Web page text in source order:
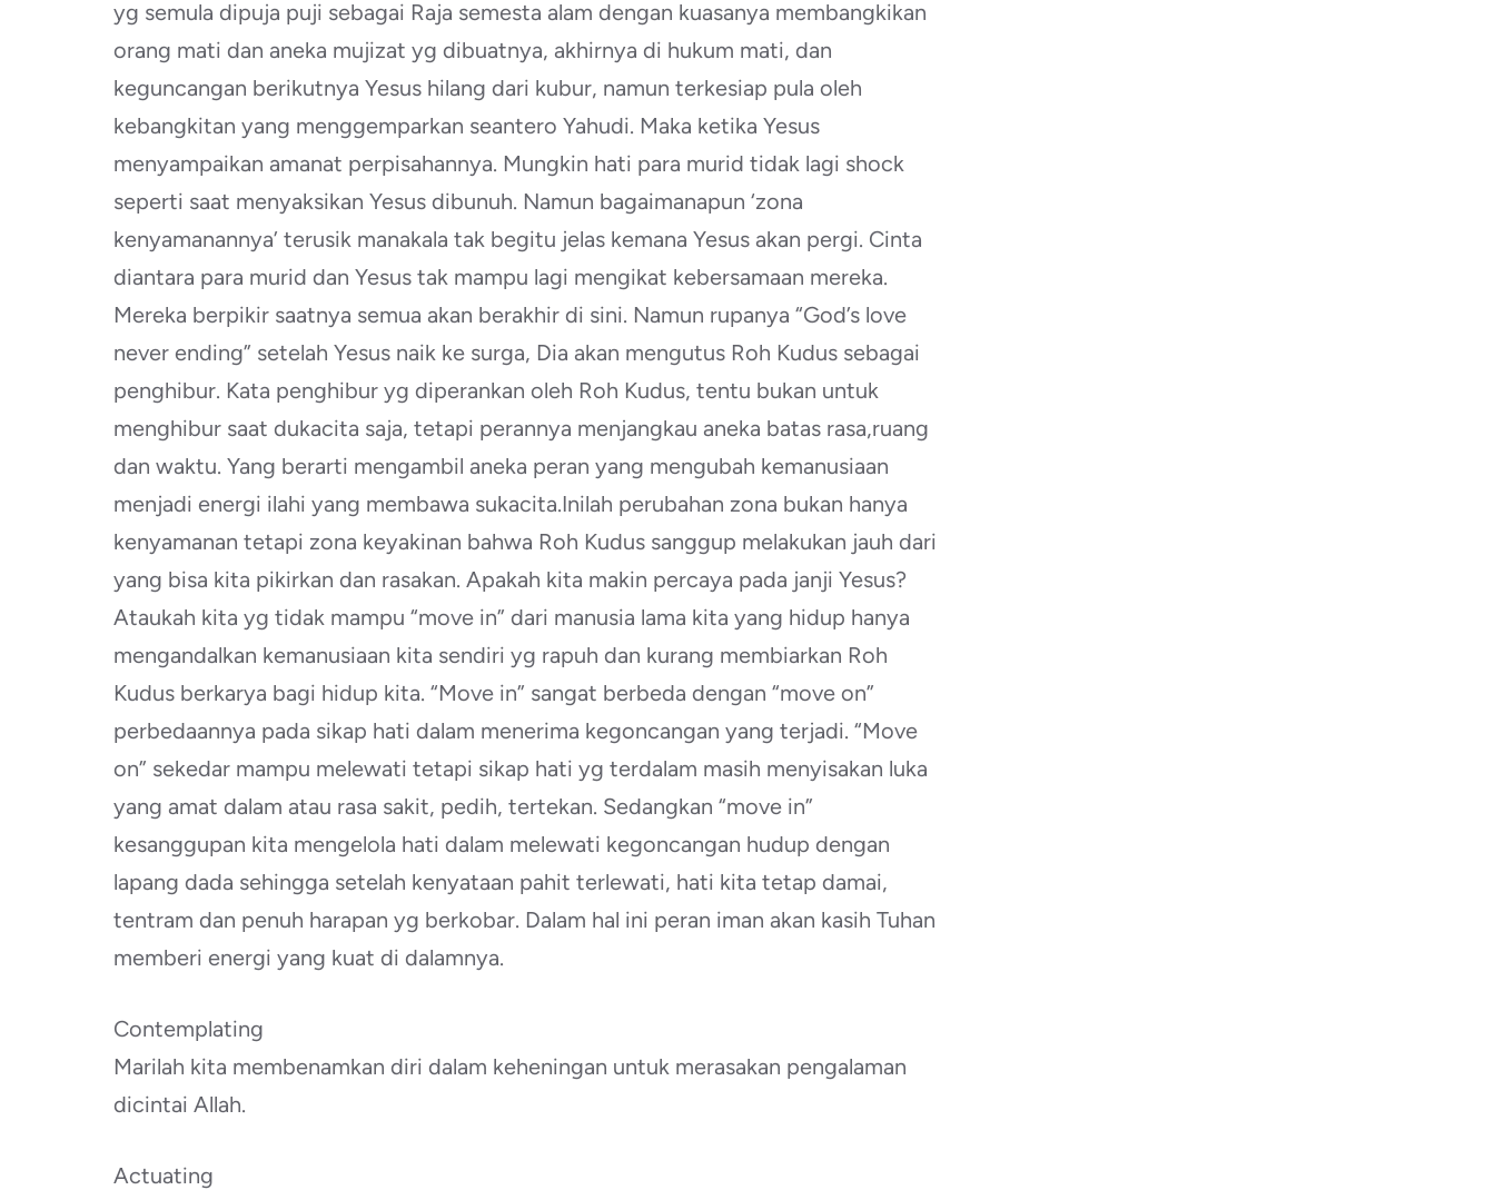
yg semula dipuja puji sebagai Raja semesta alam dengan kuasanya membangkikan
orang mati dan aneka mujizat yg dibuatnya, akhirnya di hukum mati, dan
keguncangan berikutnya Yesus hilang dari kubur, namun terkesiap pula oleh
kebangkitan yang menggemparkan seantero Yahudi. Maka ketika Yesus
menyampaikan amanat perpisahannya. Mungkin hati para murid tidak lagi shock
seperti saat menyaksikan Yesus dibunuh. Namun bagaimanapun ‘zona
kenyamanannya’ terusik manakala tak begitu jelas kemana Yesus akan pergi. Cinta
diantara para murid dan Yesus tak mampu lagi mengikat kebersamaan mereka.
Mereka berpikir saatnya semua akan berakhir di sini. Namun rupanya “God’s love
never ending” setelah Yesus naik ke surga, Dia akan mengutus Roh Kudus sebagai
penghibur. Kata penghibur yg diperankan oleh Roh Kudus, tentu bukan untuk
menghibur saat dukacita saja, tetapi perannya menjangkau aneka batas rasa,ruang
dan waktu. Yang berarti mengambil aneka peran yang mengubah kemanusiaan
menjadi energi ilahi yang membawa sukacita.Inilah perubahan zona bukan hanya
kenyamanan tetapi zona keyakinan bahwa Roh Kudus sanggup melakukan jauh dari
yang bisa kita pikirkan dan rasakan. Apakah kita makin percaya pada janji Yesus?
Ataukah kita yg tidak mampu “move in” dari manusia lama kita yang hidup hanya
mengandalkan kemanusiaan kita sendiri yg rapuh dan kurang membiarkan Roh
Kudus berkarya bagi hidup kita. “Move in” sangat berbeda dengan “move on”
perbedaannya pada sikap hati dalam menerima kegoncangan yang terjadi. “Move
on” sekedar mampu melewati tetapi sikap hati yg terdalam masih menyisakan luka
yang amat dalam atau rasa sakit, pedih, tertekan. Sedangkan “move in”
kesanggupan kita mengelola hati dalam melewati kegoncangan hudup dengan
lapang dada sehingga setelah kenyataan pahit terlewati, hati kita tetap damai,
tentram dan penuh harapan yg berkobar. Dalam hal ini peran iman akan kasih Tuhan
memberi energi yang kuat di dalamnya.
Contemplating
Marilah kita membenamkan diri dalam keheningan untuk merasakan pengalaman
dicintai Allah.
Actuating